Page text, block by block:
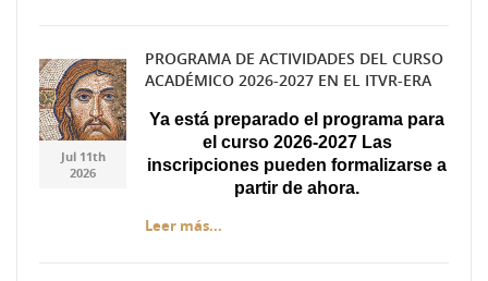
Captura.JPG
Captura.JPG
Jul 11th
2026
PROGRAMA DE ACTIVIDADES DEL CURSO
ACADÉMICO 2026-2027 EN EL ITVR-ERA
Ya está preparado el programa para
el curso 2026-2027 Las
inscripciones pueden formalizarse a
partir de ahora.
Leer más...